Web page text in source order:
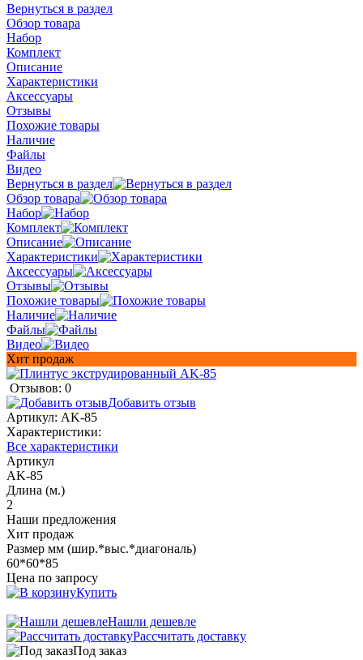
Вернуться в раздел
Обзор товара
Набор
Комплект
Описание
Характеристики
Аксессуары
Отзывы
Похожие товары
Наличие
Файлы
Видео
Вернуться в раздел
Обзор товара
Набор
Комплект
Описание
Характеристики
Аксессуары
Отзывы
Похожие товары
Наличие
Файлы
Видео
Хит продаж
Отзывов: 0
Добавить отзыв
Артикул: AK-85
Характеристики:
Все характеристики
Артикул
AK-85
Длина (м.)
2
Наши предложения
Хит продаж
Размер мм (шир.*выс.*диагональ)
60*60*85
Цена по запросу
Купить
Нашли дешевле
Рассчитать доставку
Под заказ